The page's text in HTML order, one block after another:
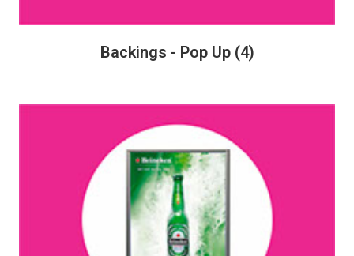
Backings - Pop Up (4)